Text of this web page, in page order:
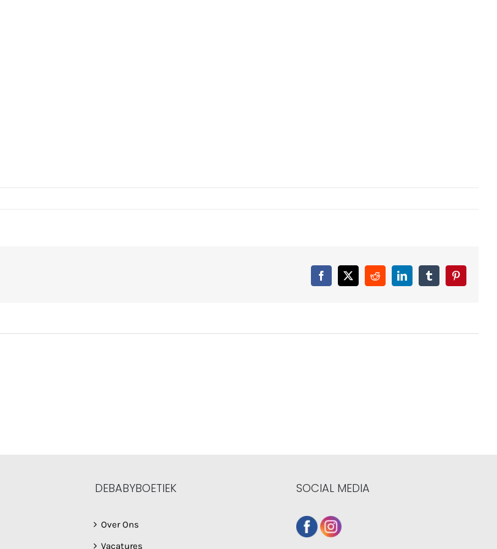
Facebook
X RedditLinkedInTumblrPinterest
DEBABYBOETIEK
Over Ons
Vacatures
SOCIAL MEDIA